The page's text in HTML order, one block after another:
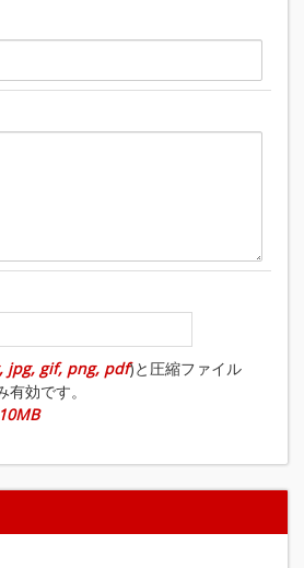
jpg, gif, png, pdf)と圧縮ファイル
効です。